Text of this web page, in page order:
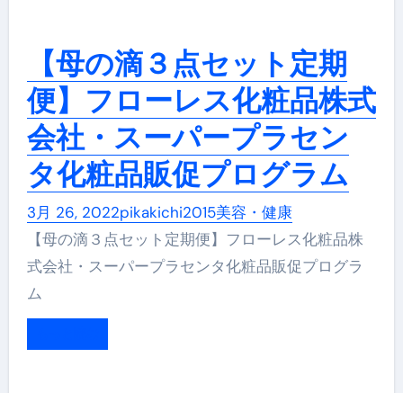
【母の滴３点セット定期
便】フローレス化粧品株式
会社・スーパープラセン
タ化粧品販促プログラム
3月 26, 2022pikakichi2015美容・健康
【母の滴３点セット定期便】フローレス化粧品株
式会社・スーパープラセンタ化粧品販促プログラ
ム